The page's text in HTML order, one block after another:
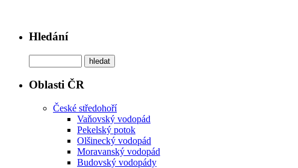
Hledání
Oblasti ČR
České středohoří
Vaňovský vodopád
Pekelský potok
Olšinecký vodopád
Moravanský vodopád
Budovský vodopády